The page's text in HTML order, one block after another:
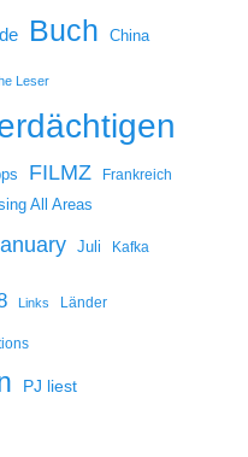
Buch China
Leser
FILMZ
Frankreich
All Areas
Juli Kafka
Links Länder
PJ liest